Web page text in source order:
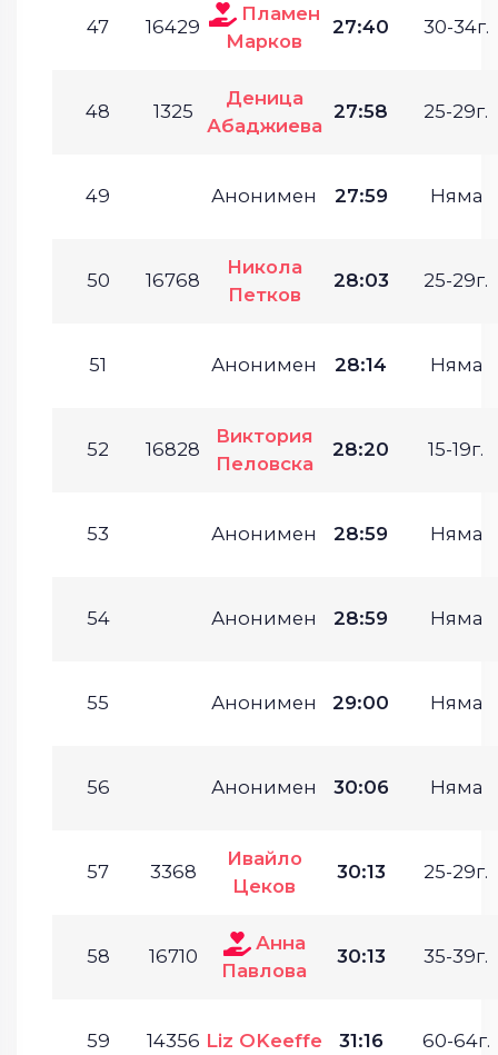
47 16429
Пламен
Марков
27:40 30-34г.
48 1325
Деница
Абаджиева
27:58 25-29г.
49 Анонимен 27:59 Няма
50 16768
Никола
Петков
28:03 25-29г.
51 Анонимен 28:14 Няма
52 16828
Виктория
Пеловска
28:20 15-19г.
53 Анонимен 28:59 Няма
54 Анонимен 28:59 Няма
55 Анонимен 29:00 Няма
56 Анонимен 30:06 Няма
57 3368
Ивайло
Цеков
30:13 25-29г.
58 16710
Анна
Павлова
30:13 35-39г.
59 14356 Liz OKeeffe 31:16 60-64г.